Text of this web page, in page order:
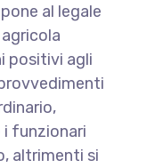
al legale
positivi agli
funzionari
altrimenti si